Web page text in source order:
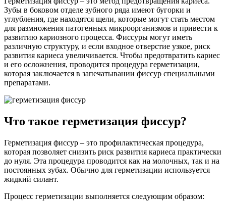
Зубы в боковом отделе зубного ряда имеют бугорки и
углубления, где находятся щели, которые могут стать местом
для размножения патогенных микроорганизмов и привести к
развитию кариозного процесса. Фиссуры могут иметь
различную структуру, и если входное отверстие узкое, риск
развития кариеса увеличивается. Чтобы предотвратить кариес
и его осложнения, проводится процедура герметизации,
которая заключается в запечатывании фиссур специальными
препаратами.
Что такое герметизация фиссур?
Герметизация фиссур – это профилактическая процедура,
которая позволяет снизить риск развития кариеса практически
до нуля. Эта процедура проводится как на молочных, так и на
постоянных зубах. Обычно для герметизации используется
жидкий силант.
Процесс герметизации выполняется следующим образом: